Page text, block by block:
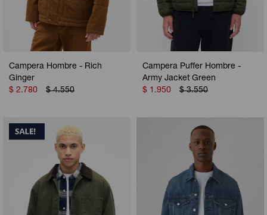
Campera Hombre - Rich
Ginger
$ 2.780 $ 4.550
Campera Puffer Hombre -
Army Jacket Green
$ 1.950 $ 3.550
Vestidos y polleras
Pijamas
Calzas
Ropa interior
Polos
Pijamas